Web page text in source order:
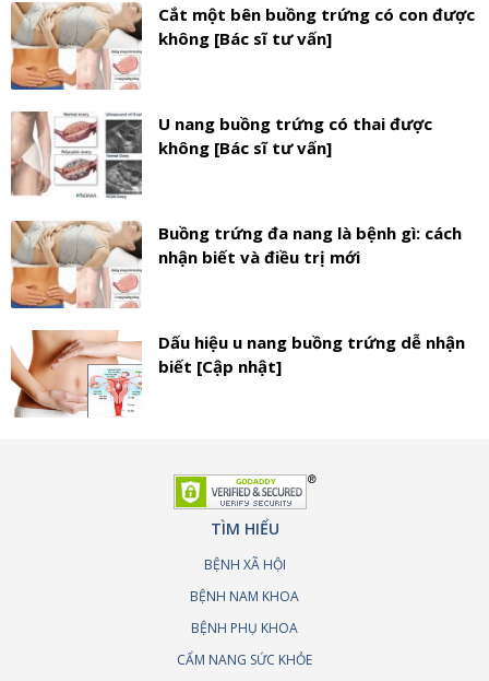
Cắt một bên buồng trứng có con được
không [Bác sĩ tư vấn]
U nang buồng trứng có thai được
không [Bác sĩ tư vấn]
Buồng trứng đa nang là bệnh gì: cách
nhận biết và điều trị mới
Dấu hiệu u nang buồng trứng dễ nhận
biết [Cập nhật]
TÌM HIỂU
BỆNH XÃ HỘI
BỆNH NAM KHOA
BỆNH PHỤ KHOA
CẨM NANG SỨC KHỎE